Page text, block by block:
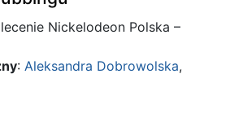
Nickelodeon Polska –
: Aleksandra Dobrowolska,